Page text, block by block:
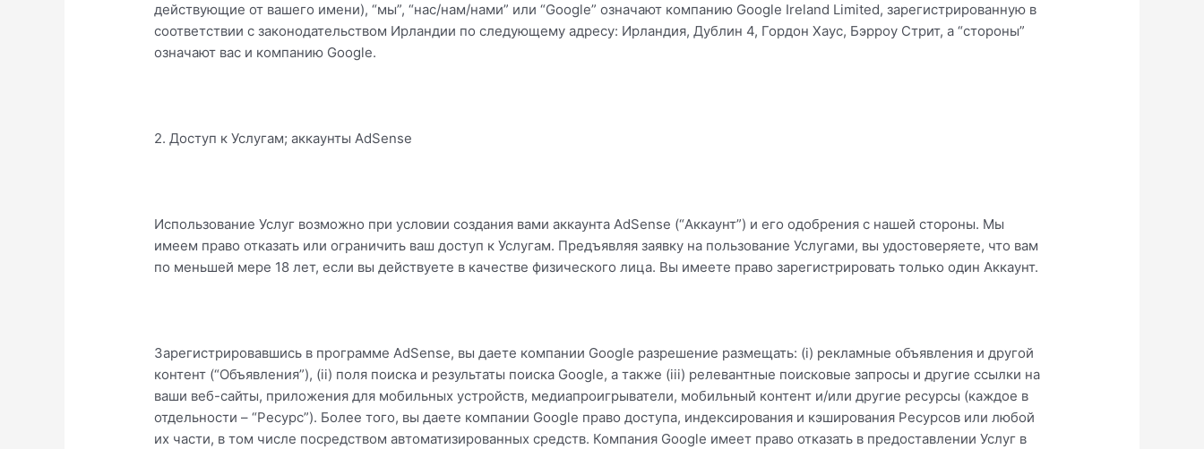
действующие от вашего имени), “мы”, “нас/нам/нами” или “Google” означают компанию Google Ireland Limited, зарегистрированную в
соответствии с законодательством Ирландии по следующему адресу: Ирландия, Дублин 4, Гордон Хаус, Бэрроу Стрит, а “стороны”
означают вас и компанию Google.
2. Доступ к Услугам; аккаунты AdSense
Использование Услуг возможно при условии создания вами аккаунта AdSense (“Аккаунт”) и его одобрения с нашей стороны. Мы
имеем право отказать или ограничить ваш доступ к Услугам. Предъявляя заявку на пользование Услугами, вы удостоверяете, что вам
по меньшей мере 18 лет, если вы действуете в качестве физического лица. Вы имеете право зарегистрировать только один Аккаунт.
Зарегистрировавшись в программе AdSense, вы даете компании Google разрешение размещать: (i) рекламные объявления и другой
контент (“Объявления”), (ii) поля поиска и результаты поиска Google, а также (iii) релевантные поисковые запросы и другие ссылки на
ваши веб-сайты, приложения для мобильных устройств, медиапроигрыватели, мобильный контент и/или другие ресурсы (каждое в
отдельности – “Ресурс”). Более того, вы даете компании Google право доступа, индексирования и кэширования Ресурсов или любой
их части, в том числе посредством автоматизированных средств. Компания Google имеет право отказать в предоставлении Услуг в